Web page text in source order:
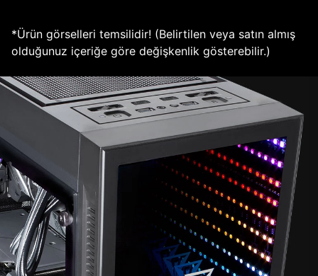
*Ürün görselleri temsilidir! (Belirtilen veya satın almış
olduğunuz içeriğe göre değişkenlik gösterebilir.)